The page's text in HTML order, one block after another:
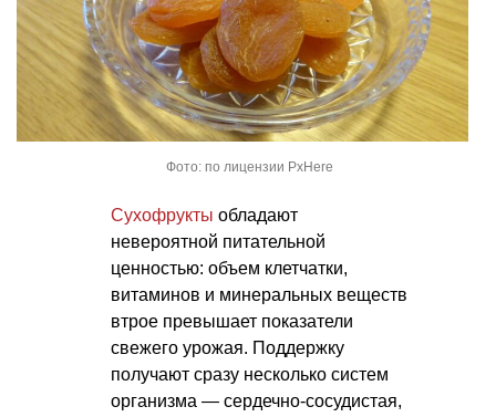
Фото: по лицензии PxHere
Сухофрукты обладают
невероятной питательной
ценностью: объем клетчатки,
витаминов и минеральных веществ
втрое превышает показатели
свежего урожая. Поддержку
получают сразу несколько систем
организма — сердечно-сосудистая,